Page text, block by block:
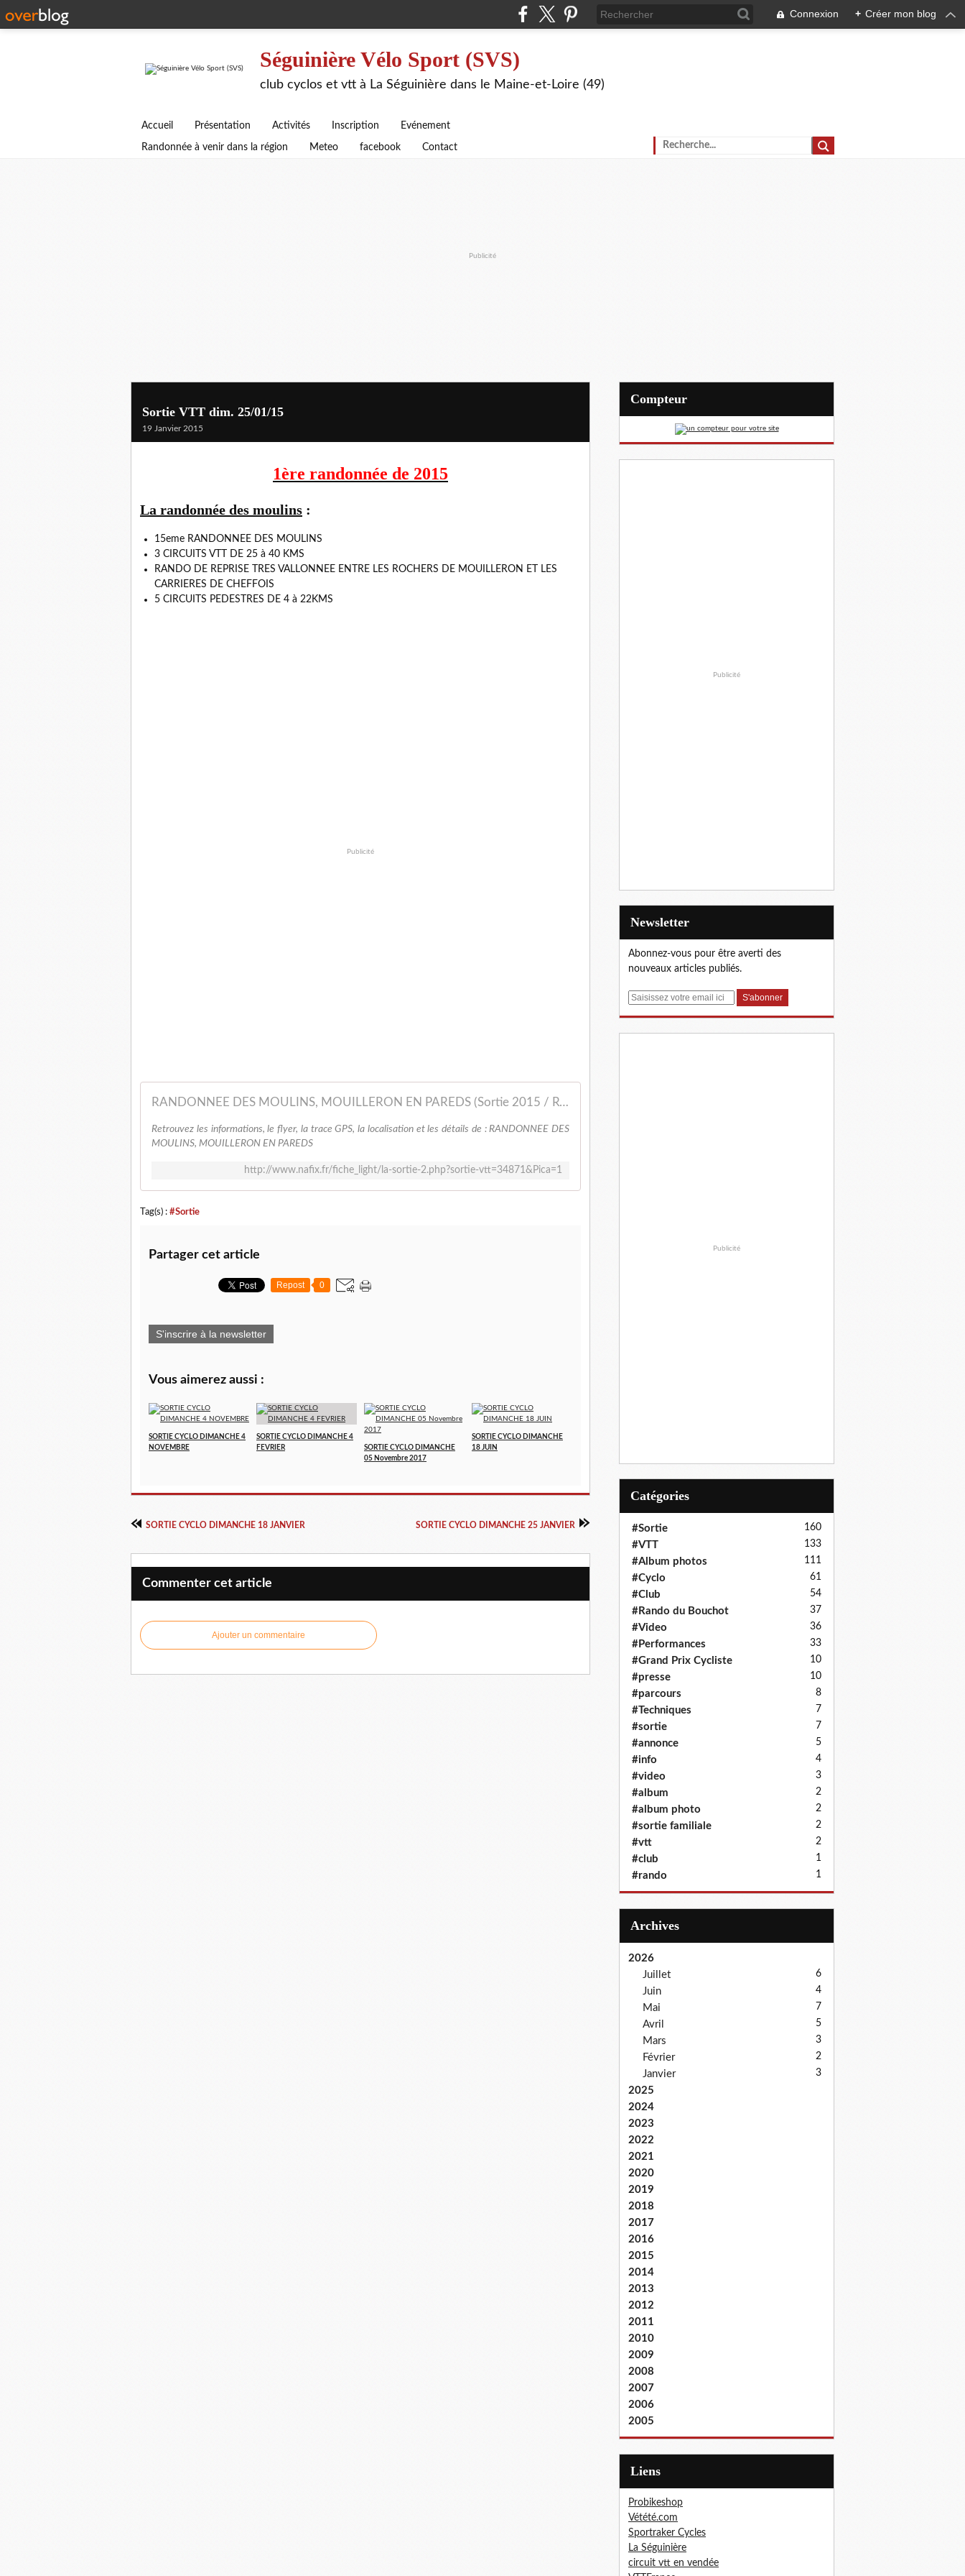
Connexion + Créer mon blog
Séguinière Vélo Sport (SVS)
club cyclos et vtt à La Séguinière dans le Maine-et-Loire (49)
Accueil Présentation Activités Inscription Evénement
Randonnée à venir dans la région Meteo facebook Contact
Publicité
Sortie VTT dim. 25/01/15
19 Janvier 2015
1ère randonnée de 2015
La randonnée des moulins :
15eme RANDONNEE DES MOULINS
3 CIRCUITS VTT DE 25 à 40 KMS
RANDO DE REPRISE TRES VALLONNEE ENTRE LES ROCHERS DE MOUILLERON ET LES
CARRIERES DE CHEFFOIS
5 CIRCUITS PEDESTRES DE 4 à 22KMS
Publicité
RANDONNEE DES MOULINS, MOUILLERON EN PAREDS (Sortie 2015 / Ref. : 34871)
Retrouvez les informations, le flyer, la trace GPS, la localisation et les détails de : RANDONNEE DES
MOULINS, MOUILLERON EN PAREDS
http://www.nafix.fr/fiche_light/la-sortie-2.php?sortie-vtt=34871&Pica=1
Tag(s) : #Sortie
Partager cet article
Repost 0
S'inscrire à la newsletter
Vous aimerez aussi :
SORTIE CYCLO DIMANCHE 4
NOVEMBRE
SORTIE CYCLO DIMANCHE 4
FEVRIER
SORTIE CYCLO DIMANCHE
05 Novembre 2017
SORTIE CYCLO DIMANCHE
18 JUIN
SORTIE CYCLO DIMANCHE 18 JANVIER SORTIE CYCLO DIMANCHE 25 JANVIER
Commenter cet article
Ajouter un commentaire
Compteur
Publicité
Newsletter
Abonnez-vous pour être averti des
nouveaux articles publiés.
E
Publicité
Catégories
#Sortie 160
#VTT 133
#Album photos 111
#Cyclo 61
#Club 54
#Rando du Bouchot 37
#Video 36
#Performances 33
#Grand Prix Cycliste 10
#presse 10
#parcours 8
#Techniques 7
#sortie 7
#annonce 5
#info 4
#video 3
#album 2
#album photo 2
#sortie familiale 2
#vtt 2
#club 1
#rando 1
Archives
2026
Juillet
6
Juin 4
Mai 7
Avril 5
Mars 3
Février 2
Janvier 3
2025
2024
2023
2022
2021
2020
2019
2018
2017
2016
2015
2014
2013
2012
2011
2010
2009
2008
2007
2006
2005
Liens
Probikeshop
Vétété.com
Sportraker Cycles
La Séguinière
circuit vtt en vendée